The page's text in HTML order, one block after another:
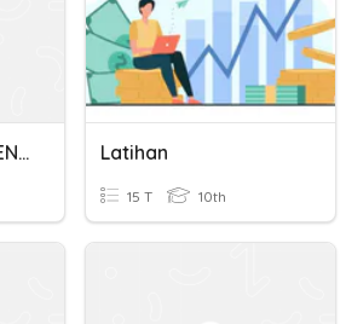
EKO SEM 2 BAB 1 PENGENALAN Latihan
15 T 10th